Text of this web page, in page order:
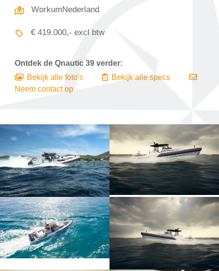
WorkumNederland
€ 419.000,- excl btw
Ontdek de Qnautic 39 verder:
Bekijk alle foto's
Bekijk alle specs
Neem contact op